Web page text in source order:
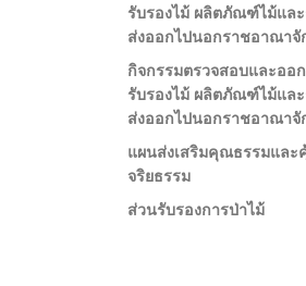
รับรองไม้ ผลิตภัณฑ์ไม้และ
ส่งออกไปนอกราชอาณาจั
กิจกรรมตรวจสอบและออ
รับรองไม้ ผลิตภัณฑ์ไม้และ
ส่งออกไปนอกราชอาณาจั
แผนส่งเสริมคุณธรรมและ
จริยธรรม
ส่วนรับรองการป่าไม้